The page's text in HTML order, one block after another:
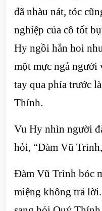
đã nhàu nát, tóc
nghiệp của cô tốt
Hy ngồi hẳn hoi
một mực ngả người
tay qua phía trước
Thính.
Vu Hy nhìn người
hỏi, “Đàm Vũ
Đàm Vũ Trình bóc
miệng không trả